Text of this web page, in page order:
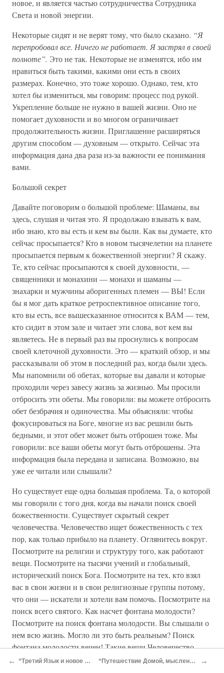
новое, и является частью сотрудничества Сотрудника
Света и новой энергии.
Некоторые сидят и не верят тому, что было сказано. “Я
перепробовал все. Ничего не работает. Я застрял в своей
полноте”. Это не так. Некоторые не изменятся, ибо им
нравиться быть такими, какими они есть в своих
размерах. Конечно, это тоже хорошо. Однако, тем, кто
хотел бы измениться, мы говорим: процесс под рукой.
Укрепление больше не нужно в вашей жизни. Оно не
помогает духовности и во многом ограничивает
продолжительность жизни. Приглашение расширяться
другим способом — духовным — открыто. Сейчас эта
информация дана два раза из-за важности ее понимания
вами.
Большой секрет
Давайте поговорим о большой проблеме: Шаманы, вы
здесь, слушая и читая это. Я продолжаю взывать к вам,
ибо знаю, кто вы есть и кем вы были. Как вы думаете, кто
сейчас просыпается? Кто в новом тысячелетии на планете
просыпается первым к божественной энергии? Я скажу.
Те, кто сейчас просыпаются к своей духовности, —
священники и монахини — монахи и шаманы —
знахарки и мужчины аборигенных племен — ВЫ! Если
бы я мог дать краткое ретроспективное описание того,
кто вы есть, все вышесказанное относится к ВАМ — тем,
кто сидит в этом зале и читает эти слова, вот кем вы
являетесь. Не в первый раз вы проснулись к вопросам
своей клеточной духовности. Это — краткий обзор, и мы
рассказывали об этом в последний раз, когда были здесь.
Мы напомнили об обетах, которые вы давали и которые
проходили через завесу жизнь за жизнью. Мы просили
отбросить эти обеты. Мы говорили: вы можете отбросить
обет безбрачия и одиночества. Мы объясняли: чтобы
фокусироваться на Боге, многие из вас решили быть
бедными, и этот обет может быть отброшен тоже. Мы
говорили: все ваши обеты могут быть отброшены. Эта
информация была передана и записана. Возможно, вы
уже ее читали или слышали?
Но существует еще одна большая проблема. Та, о которой
мы говорили с того дня, когда вы начали поиск своей
божественности. Существует скрытый секрет
человечества. Человечество ищет божественность с тех
пор, как только прибыло на планету. Оглянитесь вокруг.
Посмотрите на религии и структуру того, как работают
вещи. Посмотрите на тысячи учений и глобальный,
исторический поиск Бога. Посмотрите на тех, кто взял
вас в свои жизни и в свои религиозные группы потому,
что они — искатели и хотели вам помочь. Посмотрите на
поиск всего святого. Как насчет фонтана молодости?
Посмотрите на поиск фонтана молодости. Вы слышали о
нем всю жизнь. Могло ли это быть реальным? Поиск
фонтана молодости вечен! Такие вещи Человечество
искало всегда. Причины, стоящие за приходом и уходом
← “Третий Язык и новое осознание” (глава 9, книга 8) “Путешествие Домой, мысленное возвращение” (глава 11, книга 8) →